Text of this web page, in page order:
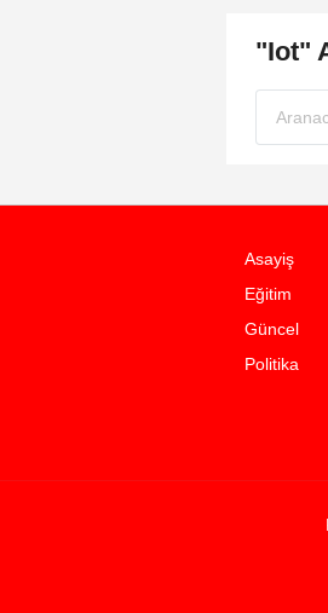
"Iot"
Asayiş
Eğitim
Güncel
Politika